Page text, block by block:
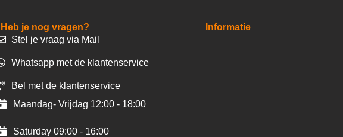
Heb je nog vragen?
Stel je vraag via Mail
Whatsapp met de klantenservice
Bel met de klantenservice
Maandag- Vrijdag 12:00 - 18:00
Saturday 09:00 - 16:00
Informatie